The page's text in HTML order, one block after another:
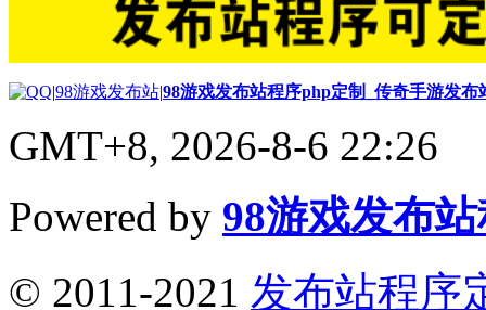
|98游戏发布站|98游戏发布站程序php定制_传奇手游发
GMT+8, 2026-8-6 22:26
Powered by 98游戏发布
© 2011-2021 发布站程序